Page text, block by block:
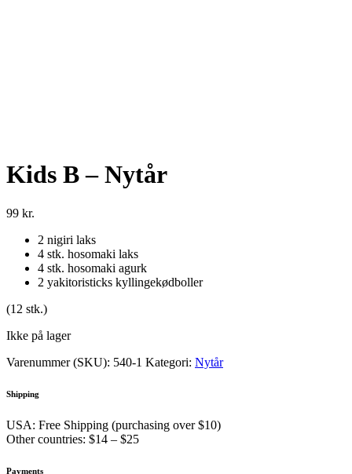
Kids B – Nytår
99 kr.
2 nigiri laks
4 stk. hosomaki laks
4 stk. hosomaki agurk
2 yakitoristicks kyllingekødboller
(12 stk.)
Ikke på lager
Varenummer (SKU): 540-1 Kategori: Nytår
Shipping
USA: Free Shipping (purchasing over $10)
Other countries: $14 – $25
Payments